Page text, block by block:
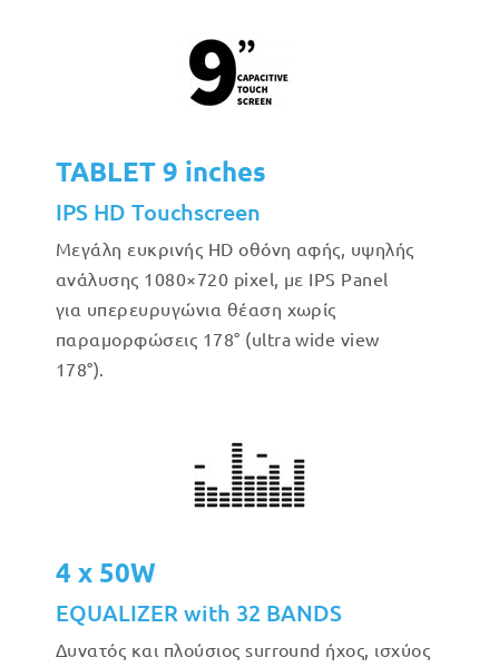
TABLET 9 inches
IPS HD Touchscreen
Μεγάλη ευκρινής HD οθόνη αφής, υψηλής
ανάλυσης 1080×720 pixel, με IPS Panel
για υπερευρυγώνια θέαση χωρίς
παραμορφώσεις 178° (ultra wide view
178°).
4 x 50W
EQUALIZER with 32 BANDS
Δυνατός και πλούσιος surround ήχος, ισχύος